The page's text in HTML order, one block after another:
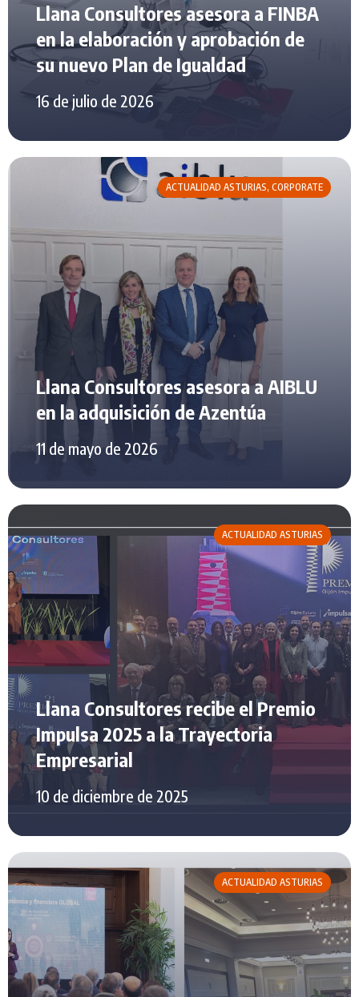
Llana Consultores asesora a FINBA
en la elaboración y aprobación de
su nuevo Plan de Igualdad
16 de julio de 2026
ACTUALIDAD ASTURIAS, CORPORATE
Llana Consultores asesora a AIBLU
en la adquisición de Azentúa
11 de mayo de 2026
ACTUALIDAD ASTURIAS
Llana Consultores recibe el Premio
Impulsa 2025 a la Trayectoria
Empresarial
10 de diciembre de 2025
ACTUALIDAD ASTURIAS